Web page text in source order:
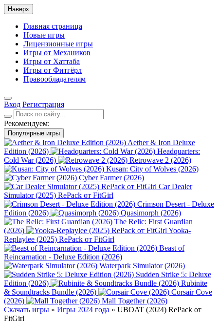
Наверх
Главная страница
Новые игры
Лицензионные игры
Игры от Механиков
Игры от Хаттаба
Игры от Фитгёрл
Правообладателям
Вход Регистрация
Рекомендуем:
Популярные игры
Aether & Iron Deluxe
Edition (2026)
Headquarters:
Cold War (2026)
Retrowave 2 (2026)
Kusan: City of Wolves (2026)
Cyber Farmer (2026)
Car Dealer
Simulator (2025) RePack от FitGirl
Crimson Desert - Deluxe
Edition (2026)
Quasimorph (2026)
The Relic: First Guardian
(2026)
Yooka-
Replaylee (2025) RePack от FitGirl
Beast of
Reincarnation - Deluxe Edition (2026)
Waterpark Simulator (2026)
Sudden Strike 5: Deluxe
Edition (2026)
Rubinite
& Soundtracks Bundle (2026)
Corsair Cove
(2026)
Mall Together (2026)
Скачать игры » Игры 2024 года » UBOAT (2024) RePack от
FitGirl